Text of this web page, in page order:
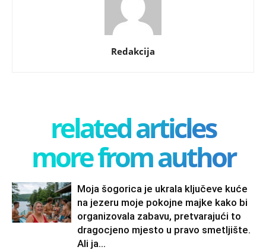
Redakcija
related articles
more from author
Moja šogorica je ukrala ključeve kuće
na jezeru moje pokojne majke kako bi
organizovala zabavu, pretvarajući to
dragocjeno mjesto u pravo smetljište.
Ali ja...